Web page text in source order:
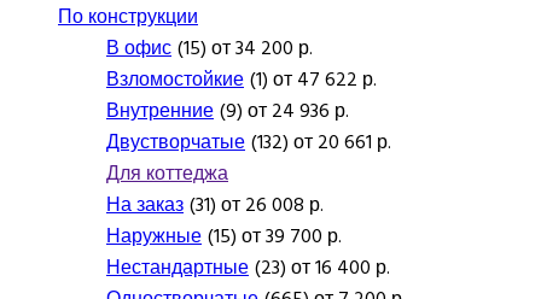
По конструкции
В офис(15) от 34 200 р.
Взломостойкие(1) от 47 622 р.
Внутренние(9) от 24 936 р.
Двустворчатые(132) от 20 661 р.
Для коттеджа
На заказ(31) от 26 008 р.
Наружные(15) от 39 700 р.
Нестандартные(23) от 16 400 р.